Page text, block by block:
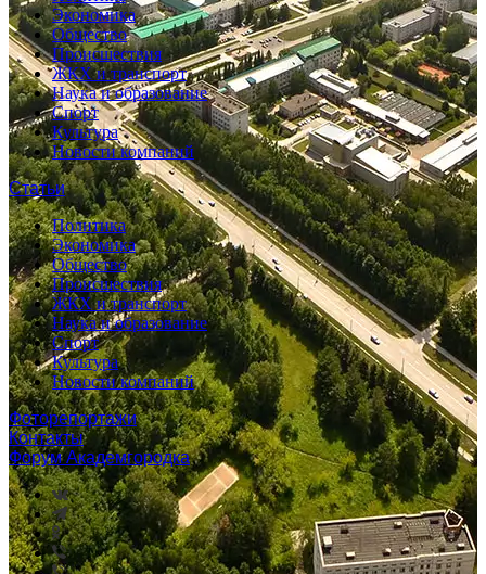
Экономика
Общество
Происшествия
ЖКХ и транспорт
Наука и образование
Спорт
Культура
Новости компаний
Статьи
Политика
Экономика
Общество
Происшествия
ЖКХ и транспорт
Наука и образование
Спорт
Культура
Новости компаний
Фоторепортажи
Контакты
Форум Академгородка